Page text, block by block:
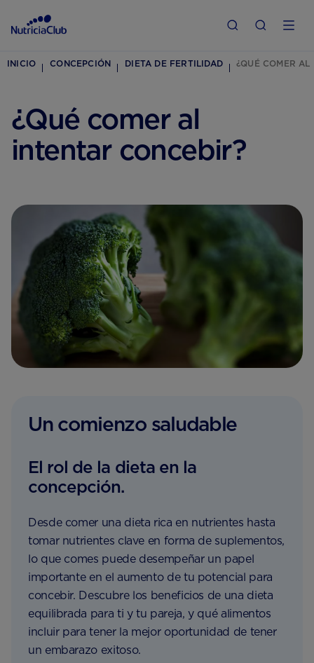
INICIO CONCEPCIÓN DIETA DE FERTILIDAD ¿QUÉ COMER AL
¿Qué comer al
intentar concebir?
Un comienzo saludable
El rol de la dieta en la
concepción.
Desde comer una dieta rica en nutrientes hasta
tomar nutrientes clave en forma de suplementos,
lo que comes puede desempeñar un papel
importante en el aumento de tu potencial para
concebir. Descubre los beneficios de una dieta
equilibrada para ti y tu pareja, y qué alimentos
incluir para tener la mejor oportunidad de tener
un embarazo exitoso.